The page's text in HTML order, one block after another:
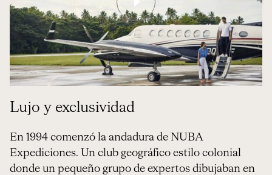
Lujo y exclusividad
En 1994 comenzó la andadura de NUBA
Expediciones. Un club geográfico estilo colonial
donde un pequeño grupo de expertos dibujaban en